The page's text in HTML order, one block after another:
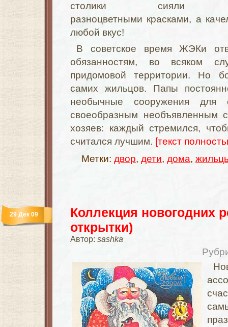
столики сияли
разноцветными красками, а
любой вкус!
В советское время ЖЭКи
обязанностям, во всяком
придомовой территории. Но
самих жильцов. Папы
необычные сооружения
своеобразным необъявленным
хозяев: каждый стремился,
считался лучшим. [текст
Метки: двор, дети, дома,
Коллекция новогодних
открытки)
Автор: sashka
29 Дек 09